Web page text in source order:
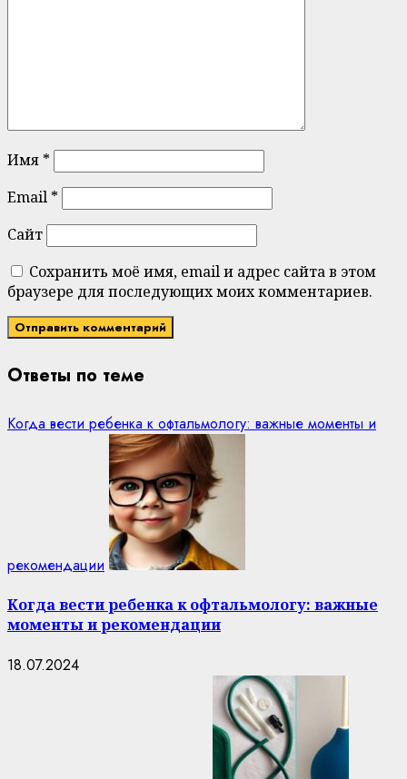
Имя *
Email *
Сайт
Сохранить моё имя, email и адрес сайта в этом
браузере для последующих моих комментариев.
Ответы по теме
Когда вести ребенка к офтальмологу: важные моменты и
рекомендации
Когда вести ребенка к офтальмологу: важные
моменты и рекомендации
18.07.2024